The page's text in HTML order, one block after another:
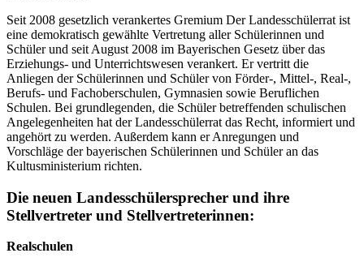
Seit 2008 gesetzlich verankertes Gremium Der Landesschülerrat ist
eine demokratisch gewählte Vertretung aller Schülerinnen und
Schüler und seit August 2008 im Bayerischen Gesetz über das
Erziehungs- und Unterrichtswesen verankert. Er vertritt die
Anliegen der Schülerinnen und Schüler von Förder-, Mittel-, Real-,
Berufs- und Fachoberschulen, Gymnasien sowie Beruflichen
Schulen. Bei grundlegenden, die Schüler betreffenden schulischen
Angelegenheiten hat der Landesschülerrat das Recht, informiert und
angehört zu werden. Außerdem kann er Anregungen und
Vorschläge der bayerischen Schülerinnen und Schüler an das
Kultusministerium richten.
Die neuen Landesschülersprecher und ihre
Stellvertreter und Stellvertreterinnen:
Realschulen